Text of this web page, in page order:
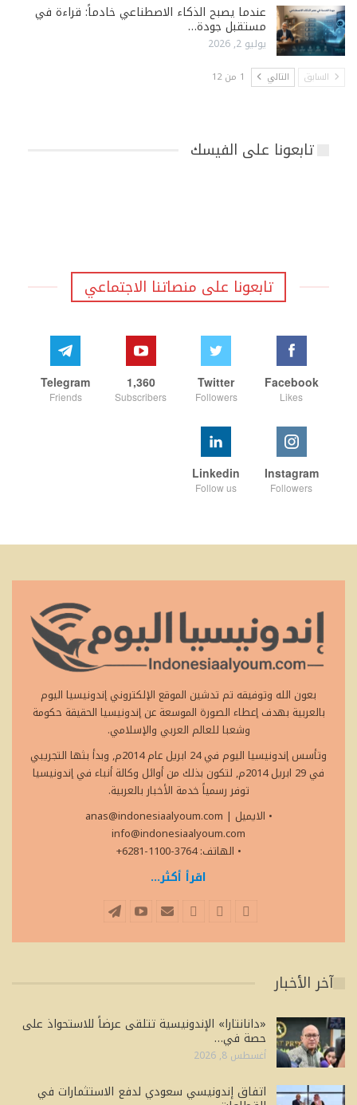
عندما يصبح الذكاء الاصطناعي خادماً: قراءة في
مستقبل جودة…
يوليو 2, 2026
السابق التالي 1 من 12
تابعونا على الفيسك
تابعونا على منصاتنا الاجتماعي
Facebook
Likes
Twitter
Followers
1,360
Subscribers
Telegram
Friends
Instagram
Followers
Linkedin
Follow us
بعون الله وتوفيقه تم تدشين الموقع الإلكتروني إندونيسيا اليوم
بالعربية بهدف إعطاء الصورة الموسعة عن إندونيسيا الحقيقة حكومة
وشعبا للعالم العربي والإسلامي.
وتأسس إندونيسيا اليوم في 24 ابريل عام 2014م, وبدأ بثها التجريبي
في 29 ابريل 2014م, لتكون بذلك من أوائل وكالة أنباء في إندونيسيا
توفر رسمياً خدمة الأخبار بالعربية.
• الايميل
anas@indonesiaalyoum.com |
info@indonesiaalyoum.com
• الهاتف: 3764-1100-6281+
اقرأ أكثر...
آخر الأخبار
«دانانتارا» الإندونيسية تتلقى عرضاً للاستحواذ على
حصة في…
أغسطس 8, 2026
اتفاق إندونيسي سعودي لدفع الاستثمارات في